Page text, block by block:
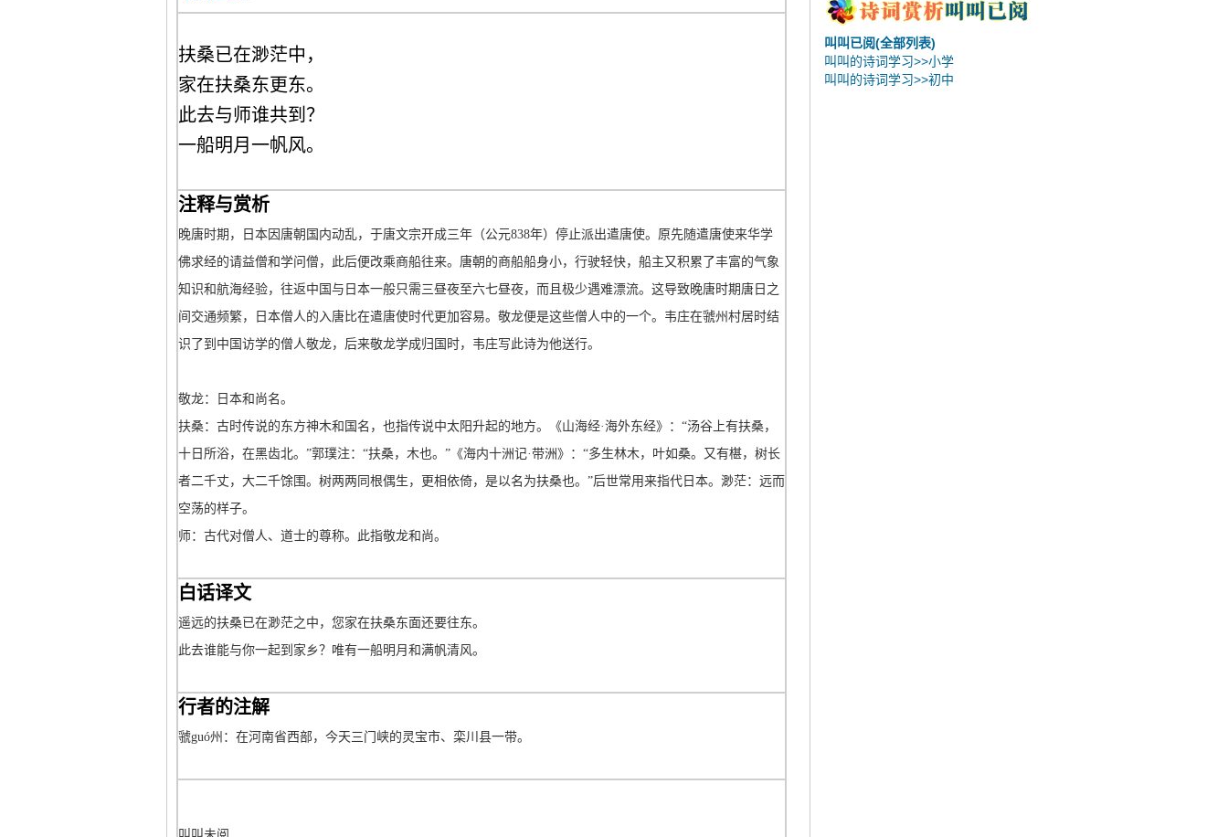
扶桑已在渺茫中，
家在扶桑东更东。
此去与师谁共到？
一船明月一帆风。
注释与赏析
晚唐时期，日本因唐朝国内动乱，于唐文宗开成三年（公元838年）停止派出遣唐使。原先随遣唐使来华学
佛求经的请益僧和学问僧，此后便改乘商船往来。唐朝的商船船身小，行驶轻快，船主又积累了丰富的气象
知识和航海经验，往返中国与日本一般只需三昼夜至六七昼夜，而且极少遇难漂流。这导致晚唐时期唐日之
间交通频繁，日本僧人的入唐比在遣唐使时代更加容易。敬龙便是这些僧人中的一个。韦庄在虢州村居时结
识了到中国访学的僧人敬龙，后来敬龙学成归国时，韦庄写此诗为他送行。
敬龙：日本和尚名。
扶桑：古时传说的东方神木和国名，也指传说中太阳升起的地方。《山海经·海外东经》：“汤谷上有扶桑，
十日所浴，在黑齿北。”郭璞注：“扶桑，木也。”《海内十洲记·带洲》：“多生林木，叶如桑。又有椹，树长
者二千丈，大二千馀围。树两两同根偶生，更相依倚，是以名为扶桑也。”后世常用来指代日本。渺茫：远而
空荡的样子。
师：古代对僧人、道士的尊称。此指敬龙和尚。
白话译文
遥远的扶桑已在渺茫之中，您家在扶桑东面还要往东。
此去谁能与你一起到家乡？唯有一船明月和满帆清风。
行者的注解
虢guó州：在河南省西部，今天三门峡的灵宝市、栾川县一带。
叫叫已阅(全部列表)
叫叫的诗词学习>>小学
叫叫的诗词学习>>初中